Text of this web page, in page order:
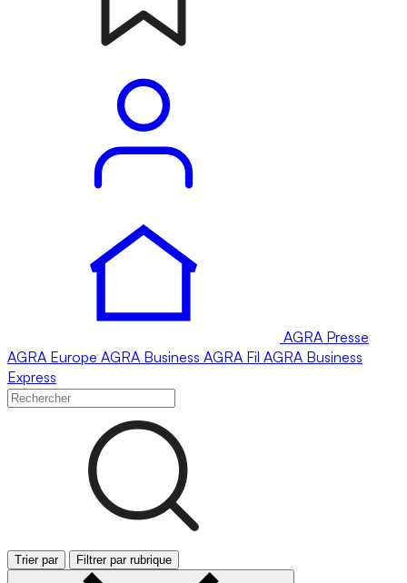
AGRA Presse
AGRA Europe AGRA Business AGRA Fil AGRA Business
Express
Trier par Filtrer par rubrique